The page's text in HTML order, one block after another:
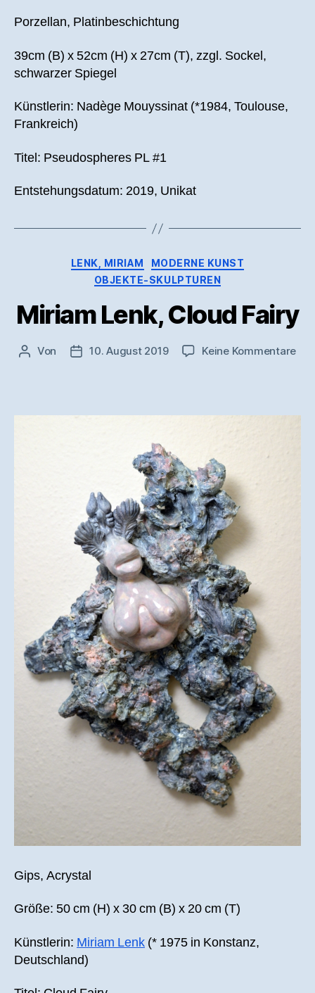
Porzellan, Platinbeschichtung
39cm (B) x 52cm (H) x 27cm (T), zzgl. Sockel,
schwarzer Spiegel
Künstlerin: Nadège Mouyssinat (*1984, Toulouse,
Frankreich)
Titel: Pseudospheres PL #1
Entstehungsdatum: 2019, Unikat
Kategorien
LENK, MIRIAM
MODERNE KUNST
OBJEKTE-SKULPTUREN
Miriam Lenk, Cloud Fairy
Beitragsautor
Von Veröffentlichungsdatum
10. August 2019 Keine Kommentarezu
Gips, Acrystal
Größe: 50 cm (H) x 30 cm (B) x 20 cm (T)
Künstlerin: Miriam Lenk (* 1975 in Konstanz,
Deutschland)